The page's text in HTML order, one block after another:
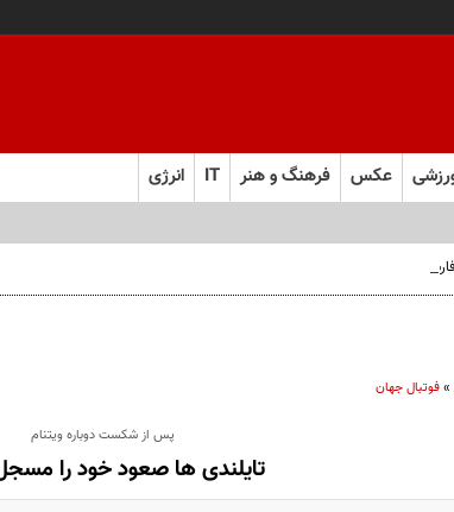
عکس فرهنگ و هنر IT انرژی
صعود کرد
»فوتبال جهان
پس از شکست دوباره ویتنام
تایلندی ها صعود خود را